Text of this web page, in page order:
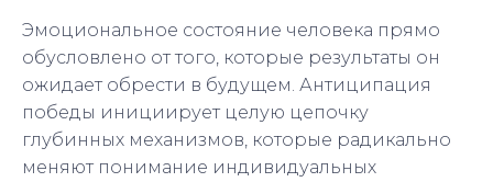
Эмоциональное состояние человека прямо
обусловлено от того, которые результаты он
ожидает обрести в будущем. Антиципация
победы инициирует целую цепочку
глубинных механизмов, которые радикально
меняют понимание индивидуальных